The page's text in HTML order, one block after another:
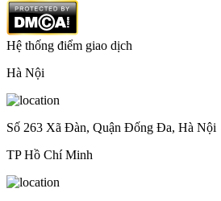
Hệ thống điểm giao dịch
Hà Nội
Số 263 Xã Đàn, Quận Đống Đa, Hà Nội
TP Hồ Chí Minh